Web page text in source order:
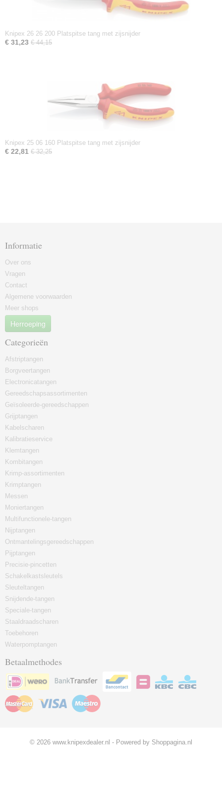
Knipex 26 26 200 Platspitse tang met zijsnijder
€ 31,23 € 44,15
Knipex 25 06 160 Platspitse tang met zijsnijder
€ 22,81 € 32,25
Informatie
Over ons
Vragen
Contact
Algemene voorwaarden
Meer shops
Herroeping
Categorieën
Afstriptangen
Borgveertangen
Electronicatangen
Gereedschapsassortimenten
Geïsoleerde-gereedschappen
Grijptangen
Kabelscharen
Kalibratieservice
Klemtangen
Kombitangen
Krimp-assortimenten
Krimptangen
Messen
Moniertangen
Multifunctionele-tangen
Nijptangen
Ontmantelingsgereedschappen
Pijptangen
Precisie-pincetten
Schakelkastsleutels
Sleuteltangen
Snijdende-tangen
Speciale-tangen
Staaldraadscharen
Toebehoren
Waterpomptangen
Betaalmethodes
© 2026 www.knipexdealer.nl - Powered by Shoppagina.nl